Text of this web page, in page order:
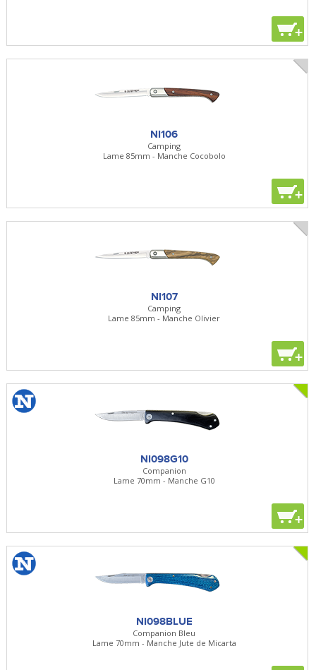
+
NI106
Camping
Lame 85mm - Manche Cocobolo
+
NI107
Camping
Lame 85mm - Manche Olivier
+
NI098G10
Companion
Lame 70mm - Manche G10
+
NI098BLUE
Companion Bleu
Lame 70mm - Manche Jute de Micarta